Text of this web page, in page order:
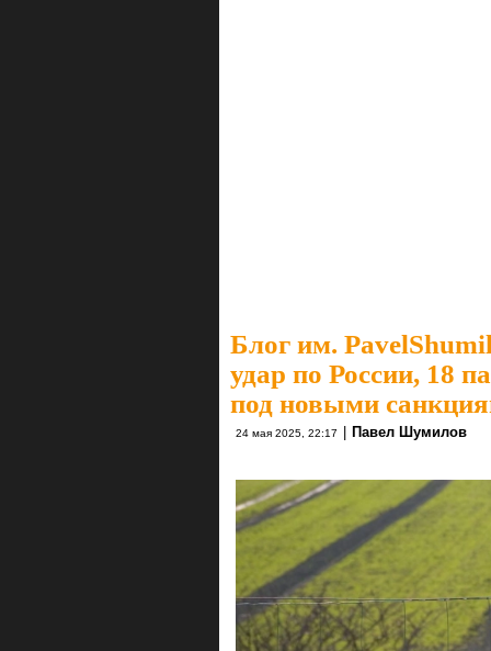
Блог им.
удар по России, 18
под новыми
24 мая 2025, 22:17 Павел Шумилов